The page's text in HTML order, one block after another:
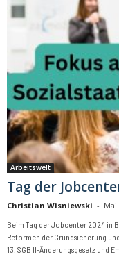
Arbeitswelt
Tag der
Christian Wisniewski - Mai
Beim Tag der Jobcenter 2024 in
Reformen der Grundsicherung
13. SGB II-Änderungsgesetz und